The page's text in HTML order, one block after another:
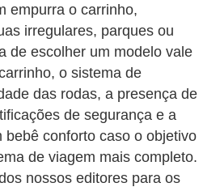
empurra o carrinho,
irregulares, parques ou
de escolher um modelo vale
o sistema de
das rodas, a presença de
de segurança e a
bebê conforto caso o objetivo
de viagem mais completo.
nossos editores para os